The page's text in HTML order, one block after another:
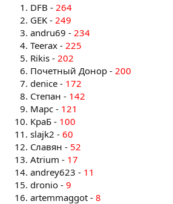
DFB - 264
GEK - 249
andru69 - 234
Teerax - 225
Rikis - 202
Почетный Донор - 200
denice - 172
Степан - 142
Марс - 121
КраБ - 100
slajk2 - 60
Славян - 52
Atrium - 17
andrey623 - 11
dronio - 9
artemmaggot - 8